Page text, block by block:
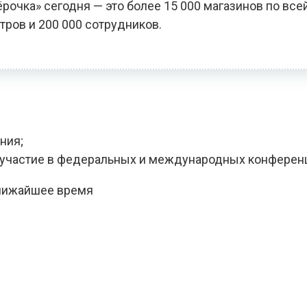
сегодня — это более 15 000 магазинов по
и 200 000 сотрудников.
в федеральных и международных
время